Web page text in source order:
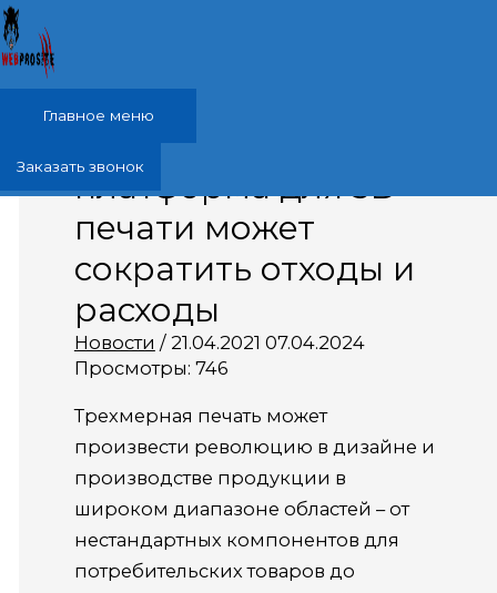
Перейти к содержимому
Главное меню
Заказать звонокКак движущаяся
платформа для 3D-
печати может
сократить отходы и
расходы
Новости / 21.04.2021 07.04.2024
Просмотры: 746
Трехмерная печать может
произвести революцию в дизайне и
производстве продукции в
широком диапазоне областей – от
нестандартных компонентов для
потребительских товаров до